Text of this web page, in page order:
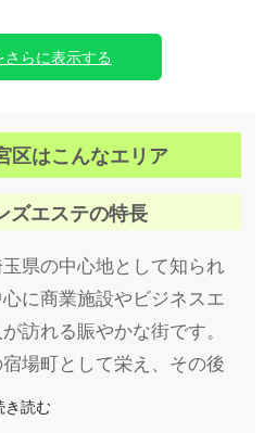
リー案内
～
しません💦
リコース！
さらに表示する
区はこんなエリア
ズエステの特長
県の中心地として知られ
に商業施設やビジネスエ
訪れる賑やかな街です。
場町として栄え、その後
県の交通の要所となりま
き読む